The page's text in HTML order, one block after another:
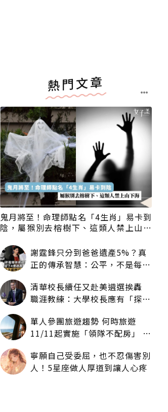
熱門文章
鬼月將至！命理師點名「4生肖」易卡到
陰，屬猴別去榕樹下、這類人禁上山下
謝霆鋒只分到爸爸遺產5%？真
正的傳承智慧：公平，不是每個
清華校長續任又赴美遴選挨轟
職涯教練：大學校長應有「探
單人參團旅遊趨勢 何時旅遊
11/11起實施「領隊不配房」 落
寧願自己受委屈，也不忍傷害別
人！5星座做人厚道到讓人心疼